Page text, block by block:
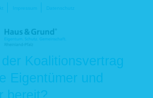
Impressum Datenschutz
Koalitionsvertrag
Eigentümer und
bereit?